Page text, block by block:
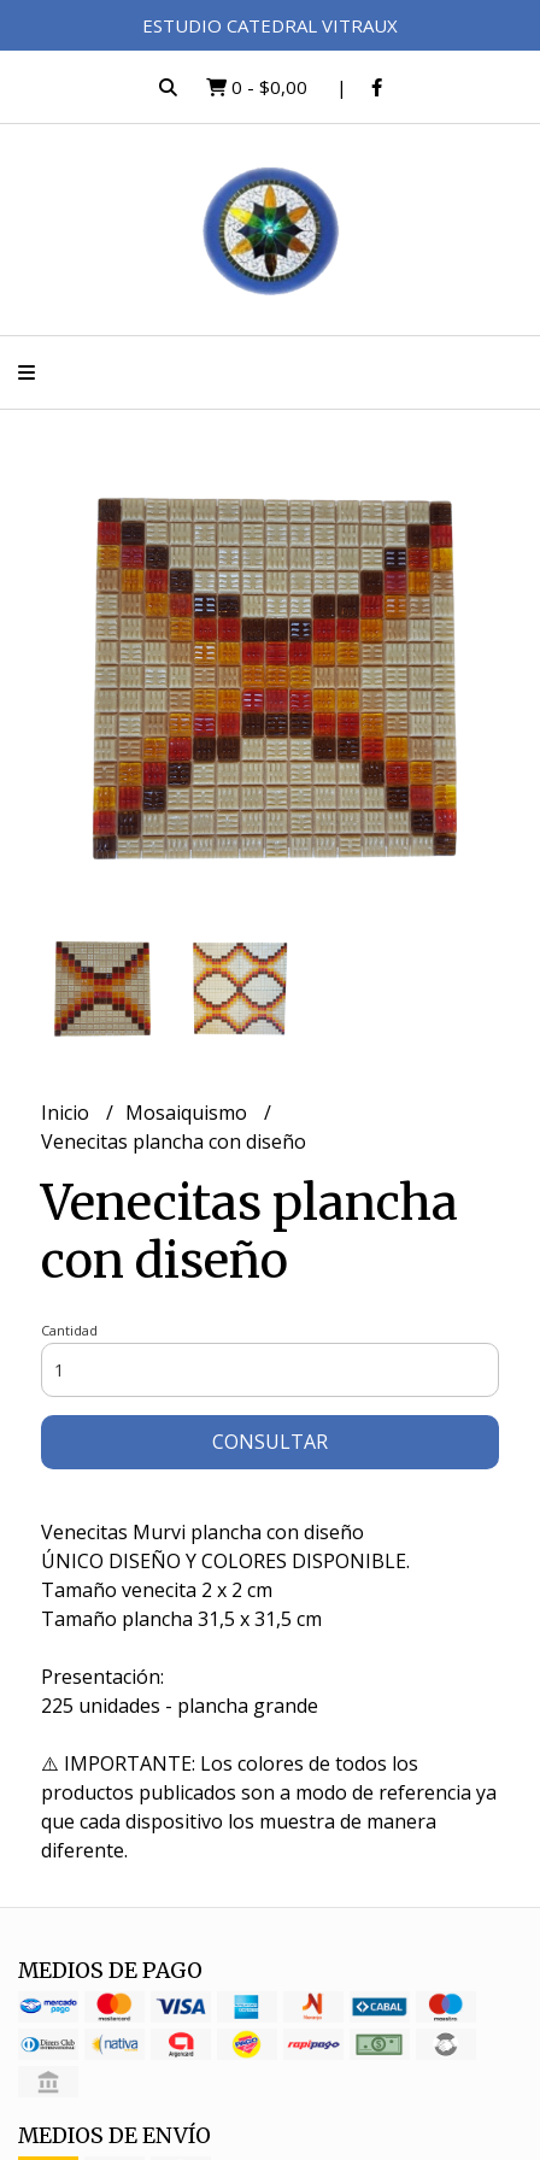
ESTUDIO CATEDRAL VITRAUX
0 - $0,00
Inicio
Mosaiquismo
Venecitas plancha con diseño
Venecitas plancha
con diseño
Cantidad
CONSULTAR
Venecitas Murvi plancha con diseño
ÚNICO DISEÑO Y COLORES DISPONIBLE.
Tamaño venecita 2 x 2 cm
Tamaño plancha 31,5 x 31,5 cm
Presentación:
225 unidades - plancha grande
⚠️ IMPORTANTE: Los colores de todos los
productos publicados son a modo de referencia ya
que cada dispositivo los muestra de manera
diferente.
MEDIOS DE PAGO
MEDIOS DE ENVÍO